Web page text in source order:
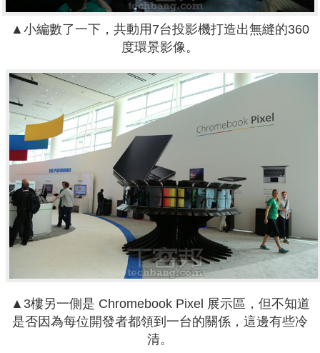
▲小編數了一下，共動用7台投影機打造出無縫的360
度環景影像。
▲3樓另一側是 Chromebook Pixel 展示區，但不知道
是否因為每位開發者都領到一台的關係，這邊有些冷
清。